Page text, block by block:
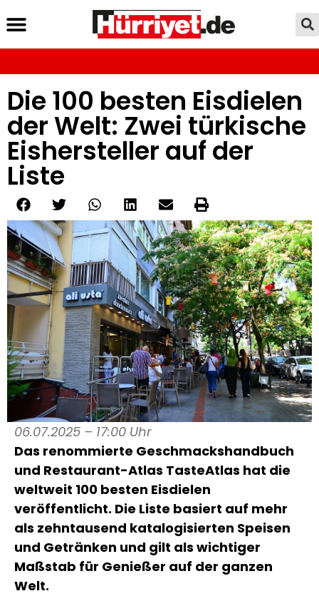
Die 100 besten Eisdielen
der Welt: Zwei türkische
Eishersteller auf der
Liste
06.07.2025 – 17:00 Uhr
Das renommierte Geschmackshandbuch
und Restaurant-Atlas TasteAtlas hat die
weltweit 100 besten Eisdielen
veröffentlicht. Die Liste basiert auf mehr
als zehntausend katalogisierten Speisen
und Getränken und gilt als wichtiger
Maßstab für Genießer auf der ganzen
Welt.